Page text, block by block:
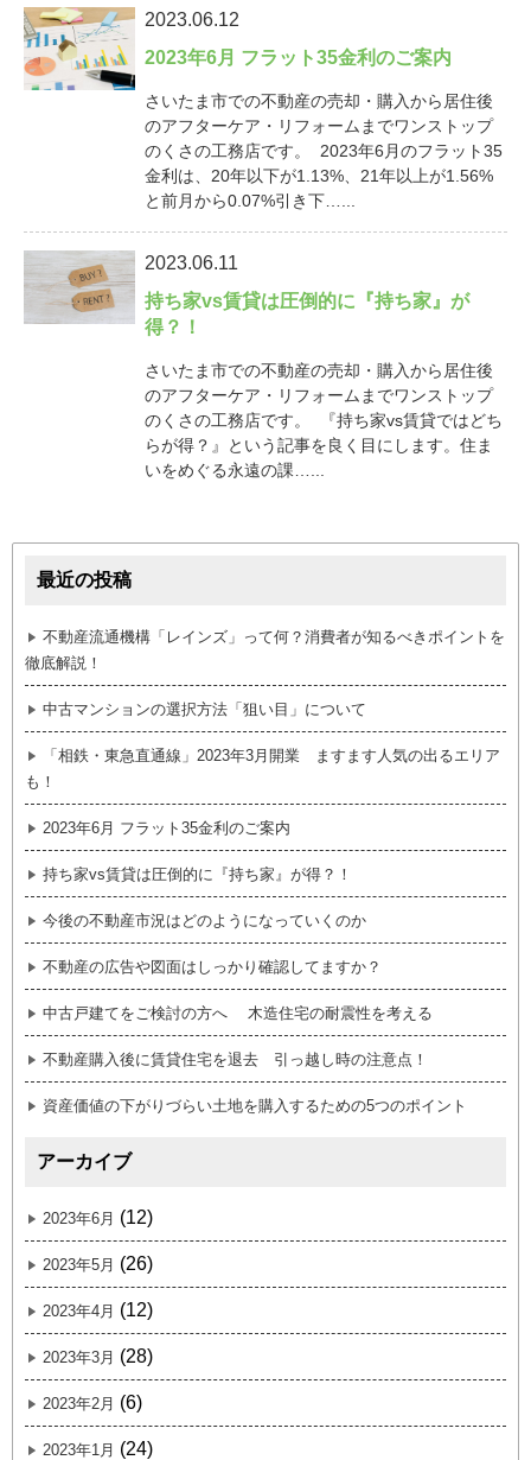
2023.06.12
2023年6月 フラット35金利のご案内
さいたま市での不動産の売却・購入から居住後
のアフターケア・リフォームまでワンストップ
のくさの工務店です。 2023年6月のフラット35
金利は、20年以下が1.13%、21年以上が1.56%
と前月から0.07%引き下…...
2023.06.11
持ち家vs賃貸は圧倒的に『持ち家』が
得？！
さいたま市での不動産の売却・購入から居住後
のアフターケア・リフォームまでワンストップ
のくさの工務店です。 『持ち家vs賃貸ではどち
らが得？』という記事を良く目にします。住ま
いをめぐる永遠の課…...
最近の投稿
不動産流通機構「レインズ」って何？消費者が知るべきポイントを
徹底解説！
中古マンションの選択方法「狙い目」について
「相鉄・東急直通線」2023年3月開業 ますます人気の出るエリア
も！
2023年6月 フラット35金利のご案内
持ち家vs賃貸は圧倒的に『持ち家』が得？！
今後の不動産市況はどのようになっていくのか
不動産の広告や図面はしっかり確認してますか？
中古戸建てをご検討の方へ 木造住宅の耐震性を考える
不動産購入後に賃貸住宅を退去 引っ越し時の注意点！
資産価値の下がりづらい土地を購入するための5つのポイント
アーカイブ
2023年6月 (12)
2023年5月 (26)
2023年4月 (12)
2023年3月 (28)
2023年2月 (6)
2023年1月 (24)